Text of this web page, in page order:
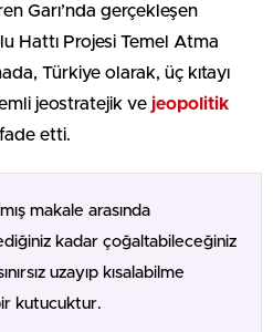
Garı’nda gerçekleşen
Hattı Projesi Temel Atma
Türkiye olarak, üç kıtayı
jeostratejik ve jeopolitik
etti.
makale arasında
kadar çoğaltabileceğiniz
uzayıp kısalabilme
kutucuktur.